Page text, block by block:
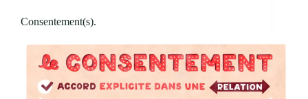
Consentement(s).